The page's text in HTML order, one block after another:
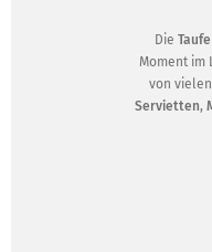
DieTaufe
Moment im
von vielen
Servietten,